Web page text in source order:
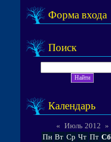
Форма входа
Поиск
Календарь
« Июль 2012
»
Пн Вт Ср Чт Пт Сб